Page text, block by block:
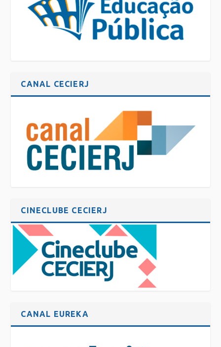
CANAL CECIERJ
CINECLUBE CECIERJ
CANAL EUREKA